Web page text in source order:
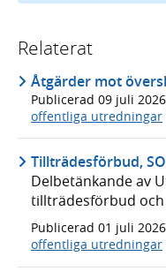
Relaterat
Åtgärder mot
Publicerad 09 juli 2026
offentliga utredningar
Tillträdesförbud,
Delbetänkande av
tillträdesförbud
Publicerad 01 juli 2026
offentliga utredningar